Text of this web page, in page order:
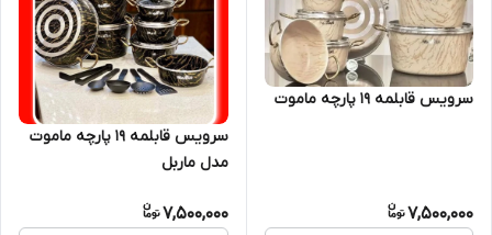
سرویس قابلمه ۱۹ پارچه ماموت
7,500,000
سرویس قابلمه ۱۹ پارچه ماموت
مدل ماربل
7,500,000